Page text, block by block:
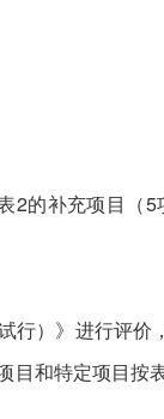
的补充项目（5
）》进行评价
目和特定项目按